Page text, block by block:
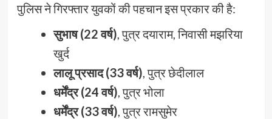
पुलिस ने गिरफ्तार युवकों की पहचान इस प्रकार की है:
सुभाष (22 वर्ष) , पुत्र दयाराम, निवासी मझरिया
खुर्द
लालू प्रसाद (33 वर्ष) , पुत्र छेदीलाल
धर्मेंद्र (24 वर्ष) , पुत्र भोला
धर्मेंद्र (33 वर्ष) , पुत्र रामसुमेर